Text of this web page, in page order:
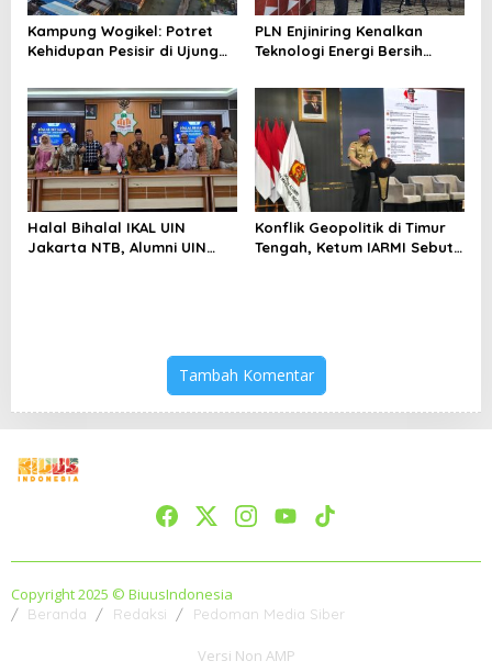
Kampung Wogikel: Potret
Kehidupan Pesisir di Ujung
Bertahan di Tengah
Keterbatasan
PLN Enjiniring Kenalkan
Teknologi Energi Bersih
Halal Bihalal IKAL UIN
Jakarta NTB, Alumni UIN
Konflik Geopolitik di Timur
Tengah, Ketum IARMI Sebut
Tambah Komentar
Copyright 2025 © BiuusIndonesia
Beranda Redaksi Pedoman Media Siber
Versi Non AMP